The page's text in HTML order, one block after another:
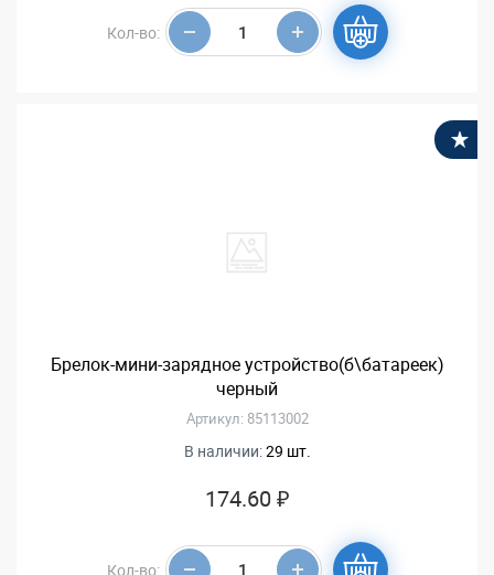
Кол-во:
Брелок-мини-зарядное устройство(б\батареек)
черный
Артикул: 85113002
В наличии:29 шт.
174.60 ₽
Кол-во: